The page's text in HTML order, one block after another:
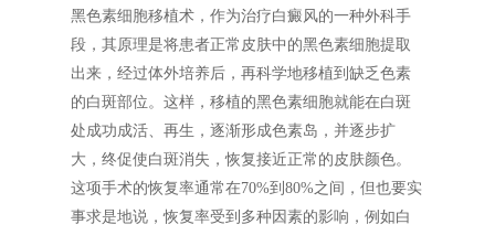
黑色素细胞移植术，作为治疗白癜风的一种外科手
段，其原理是将患者正常皮肤中的黑色素细胞提取
出来，经过体外培养后，再科学地移植到缺乏色素
的白斑部位。这样，移植的黑色素细胞就能在白斑
处成功成活、再生，逐渐形成色素岛，并逐步扩
大，终促使白斑消失，恢复接近正常的皮肤颜色。
这项手术的恢复率通常在70%到80%之间，但也要实
事求是地说，恢复率受到多种因素的影响，例如白